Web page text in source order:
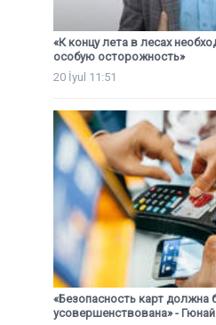
«К концу лета в лесах
особую осторожность»
20 İyul 11:51
«Безопасность карт должна
усовершенствована» - Гюнай